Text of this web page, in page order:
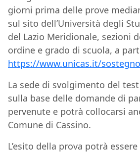
giorni prima delle prove
sul sito dell’Università degli
del Lazio Meridionale, sezioni
ordine e grado di scuola, a
https://www.unicas.it/
La sede di svolgimento del
sulla base delle domande di
pervenute e potrà collocarsi
Comune di Cassino.
L’esito della prova potrà